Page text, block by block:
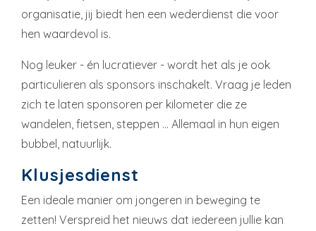
organisatie, jij biedt hen een wederdienst die voor
hen waardevol is.
Nog leuker - én lucratiever - wordt het als je ook
particulieren als sponsors inschakelt. Vraag je leden
zich te laten sponsoren per kilometer die ze
wandelen, fietsen, steppen … Allemaal in hun eigen
bubbel, natuurlijk.
Klusjesdienst
Een ideale manier om jongeren in beweging te
zetten! Verspreid het nieuws dat iedereen jullie kan